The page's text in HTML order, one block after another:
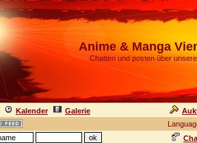
Anime & Manga
Chatten und posten über
Kalender Galerie